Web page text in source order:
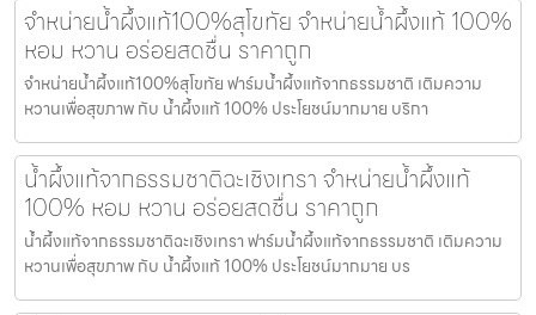
จำหน่ายน้ำผึ้งแท้100%สุโขทัย จำหน่ายน้ำผึ้งแท้ 100%
หอม หวาน อร่อยสดชื่น ราคาถูก
จำหน่ายน้ำผึ้งแท้100%สุโขทัย ฟาร์มน้ำผึ้งแท้จากธรรมชาติ เติมความ
หวานเพื่อสุขภาพ กับ น้ำผึ้งแท้ 100% ประโยชน์มากมาย บริกา
น้ำผึ้งแท้จากธรรมชาติฉะเชิงเทรา จำหน่ายน้ำผึ้งแท้
100% หอม หวาน อร่อยสดชื่น ราคาถูก
น้ำผึ้งแท้จากธรรมชาติฉะเชิงเทรา ฟาร์มน้ำผึ้งแท้จากธรรมชาติ เติมความ
หวานเพื่อสุขภาพ กับ น้ำผึ้งแท้ 100% ประโยชน์มากมาย บร